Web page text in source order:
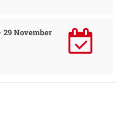
29 November